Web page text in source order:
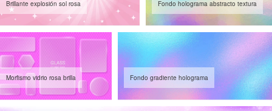
Brillante explosión sol rosa Fondo holograma abstracto textura
Morfismo vidrio rosa brilla Fondo gradiente holograma